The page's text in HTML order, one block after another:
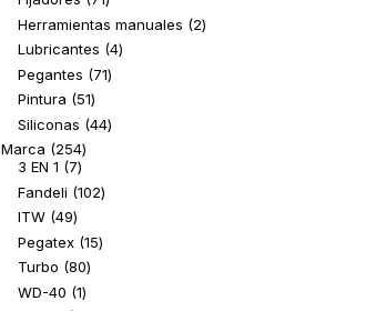
Herramientas manuales 22
Lubricantes 44
Pegantes 7171
Pintura 5151
productos
Siliconas 4444
Marca 254254
3 EN 1 77
productos
Fandeli 102102
ITW 4949
productos
Pegatex 1515
Turbo 8080
WD-40 11